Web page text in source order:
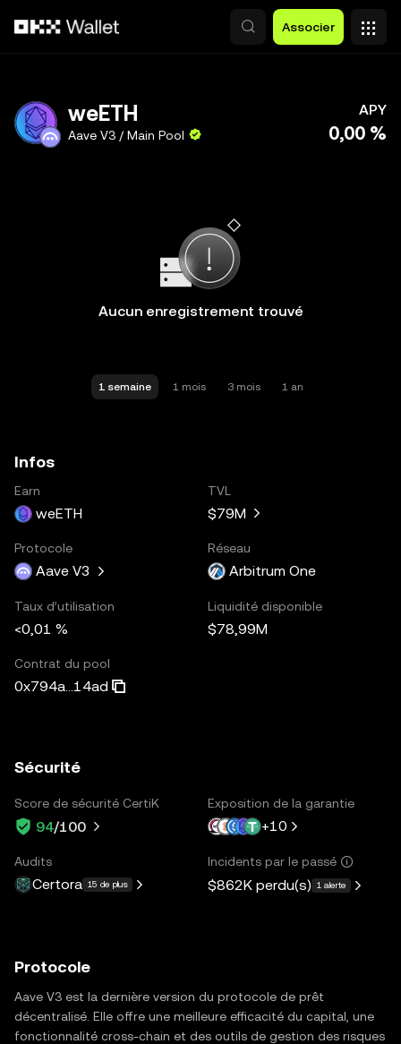
Associer
weETH
Aave V3 / Main Pool
APY
0,00 %
Aucun enregistrement trouvé
1 semaine 1 mois 3 mois 1 an
Infos
Earn
weETH
TVL
$79M
Protocole
Aave V3
Réseau
Arbitrum One
Taux d’utilisation
<0,01 %
Liquidité disponible
$78,99M
Contrat du pool
0x794a...14ad
Sécurité
Score de sécurité CertiK
94/100
Exposition de la garantie
+10
Audits
Certora 15 de plus
Incidents par le passé
$862K perdu(s) 1 alerte
Protocole
Aave V3 est la dernière version du protocole de prêt
décentralisé. Elle offre une meilleure efficacité du capital, une
fonctionnalité cross-chain et des outils de gestion des risques